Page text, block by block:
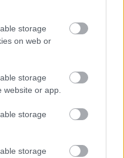
storage
on web or
storage
website or app.
storage
storage